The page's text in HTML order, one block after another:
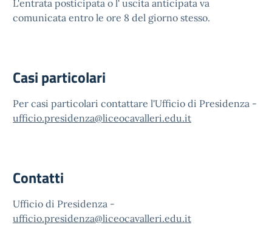
L'entrata posticipata o l' uscita anticipata va
comunicata entro le ore 8 del giorno stesso.
Casi particolari
Per casi particolari contattare l'Ufficio di Presidenza -
ufficio.presidenza@liceocavalleri.edu.it
Contatti
Ufficio di Presidenza -
ufficio.presidenza@liceocavalleri.edu.it